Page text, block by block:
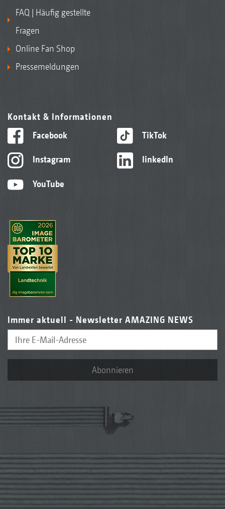
FAQ | Häufig gestellte
Fragen
Online Fan Shop
Pressemeldungen
Kontakt & Informationen
Facebook
Instagram
YouTube
TikTok
linkedIn
Immer aktuell - Newsletter AMAZING NEWS
Abonnieren